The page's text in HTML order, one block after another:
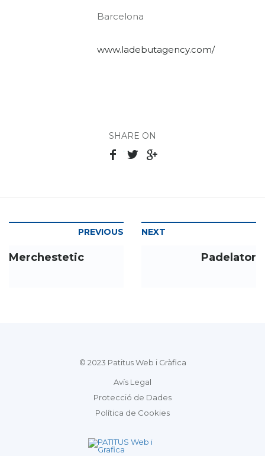
Barcelona
www.ladebutagency.com/
SHARE ON
PREVIOUS
Merchestetic
NEXT
Padelator
© 2023 Patitus Web i Gràfica
Avís Legal
Protecció de Dades
Política de Cookies